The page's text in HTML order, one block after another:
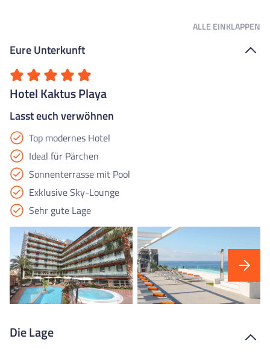
ALLE EINKLAPPEN
Eure Unterkunft
Hotel Kaktus Playa
Lasst euch verwöhnen
Top modernes Hotel
Ideal für Pärchen
Sonnenterrasse mit Pool
Exklusive Sky-Lounge
Sehr gute Lage
Die Lage